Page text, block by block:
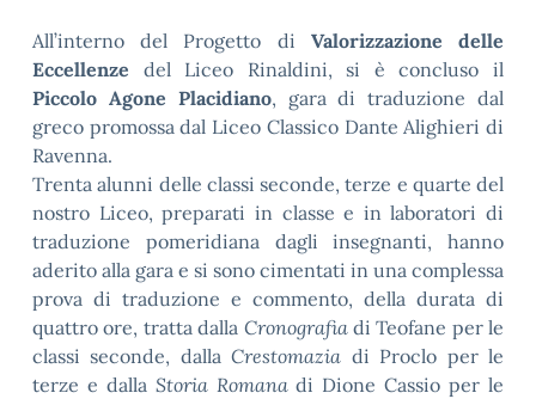
All’interno del Progetto di Valorizzazione delle
Eccellenze del Liceo Rinaldini, si è concluso il
Piccolo Agone Placidiano, gara di traduzione dal
greco promossa dal Liceo Classico Dante Alighieri di
Ravenna.
Trenta alunni delle classi seconde, terze e quarte del
nostro Liceo, preparati in classe e in laboratori di
traduzione pomeridiana dagli insegnanti, hanno
aderito alla gara e si sono cimentati in una complessa
prova di traduzione e commento, della durata di
quattro ore, tratta dalla Cronografiadi Teofane per le
classi seconde, dallaCrestomazia di Proclo per le
terze e dalla Storia Romanadi Dione Cassio per le